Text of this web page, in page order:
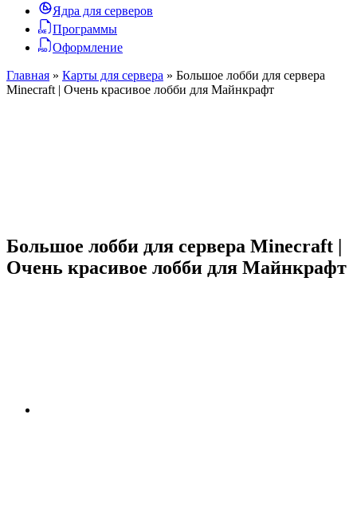
Ядра для серверов
Программы
Оформление
Главная » Карты для сервера » Большое лобби для сервера
Minecraft | Очень красивое лобби для Майнкрафт
Большое лобби для сервера Minecraft |
Очень красивое лобби для Майнкрафт